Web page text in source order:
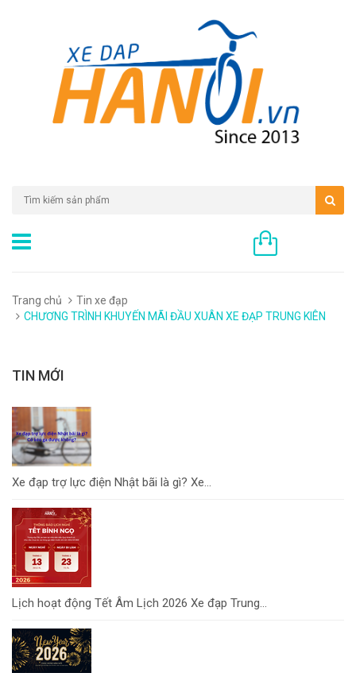
Trang chủ
Tin xe đạp
CHƯƠNG TRÌNH KHUYẾN MÃI ĐẦU XUÂN XE ĐẠP TRUNG KIÊN
TIN MỚI
Xe đạp trợ lực điện Nhật bãi là gì? Xe...
Lịch hoạt động Tết Âm Lịch 2026 Xe đạp Trung...